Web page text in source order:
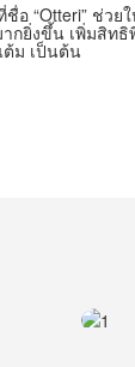
ชื่อ “Otteri” ช่ว
กยิ่งขึ้น เพิ่มสิทธิ
ม เป็นต้น